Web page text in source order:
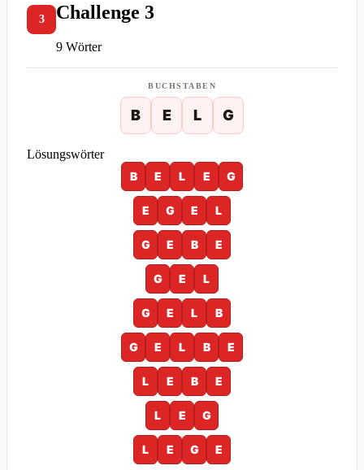
3 Challenge 3
9 Wörter
BUCHSTABEN
B E L G
Lösungswörter
B
E L E G
E G E L
G E B E
G E L
G E L B
G E L B E
L E B E
L E G
L E G E